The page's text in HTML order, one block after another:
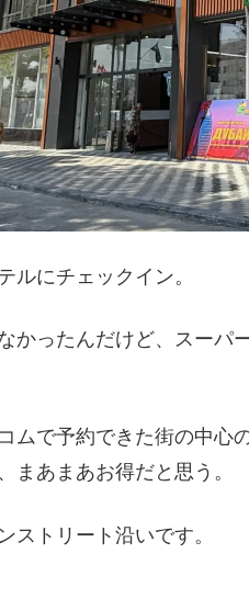
ルにチェックイン。
かったんだけど、スーパ
ムで予約できた街の中心
まあまあお得だと思う。
ストリート沿いです。